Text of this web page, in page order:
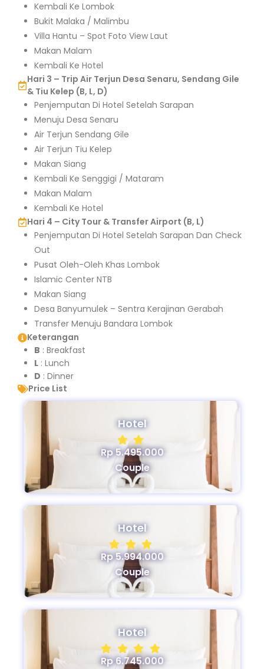
Kembali Ke Lombok
Bukit Malaka / Malimbu
Villa Hantu – Spot Foto View Laut
Makan Malam
Kembali Ke Hotel
Hari 3 – Trip Air Terjun Desa Senaru, Sendang Gile
& Tiu Kelep (B, L, D)
Penjemputan Di Hotel Setelah Sarapan
Menuju Desa Senaru
Air Terjun Sendang Gile
Air Terjun Tiu Kelep
Makan Siang
Kembali Ke Senggigi / Mataram
Makan Malam
Kembali Ke Hotel
Hari 4 – City Tour & Transfer Airport (B, L)
Penjemputan Di Hotel Setelah Sarapan Dan Check
Out
Pusat Oleh-Oleh Khas Lombok
Islamic Center NTB
Makan Siang
Desa Banyumulek – Sentra Kerajinan Gerabah
Transfer Menuju Bandara Lombok
Keterangan
B : Breakfast
L : Lunch
D : Dinner
Price List
Hotel
Rp 5.495.000
Couple
Hotel
Rp 5.994.000
Couple
Hotel
Rp 6.745.000